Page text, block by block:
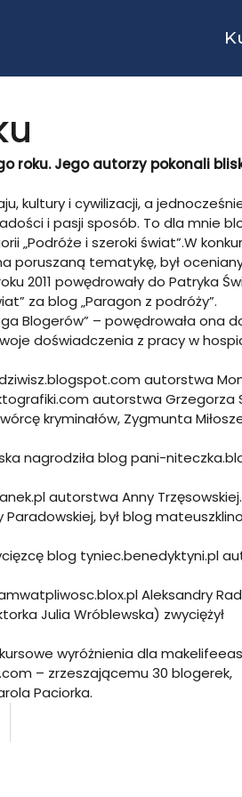
roku. Jego autorzy pokonali
kultury i cywilizacji, a
i pasji sposób. To dla mnie
„Podróże i szeroki świat”.W
poruszaną tematykę, był
2011 powędrowały do Patryka
za blog „Paragon z podróży”.
Blogerów” – powędrowała ona
doświadczenia z pracy w
autorstwa
autorstwa Grzegorza
kryminałów, Zygmunta
nagrodziła blog pani-
autorstwa Anny Trzęsowskiej.
był blog
blog tyniec.benedyktyni.pl
Aleksandry
Julia Wróblewska) zwyciężył
wyróżnienia dla
– zrzeszającemu 30 blogerek,
Paciorka.